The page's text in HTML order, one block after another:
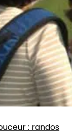
: randos